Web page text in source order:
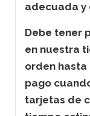
adecuada y
Debe tener
en nuestra
orden hasta
pago
tarjetas de